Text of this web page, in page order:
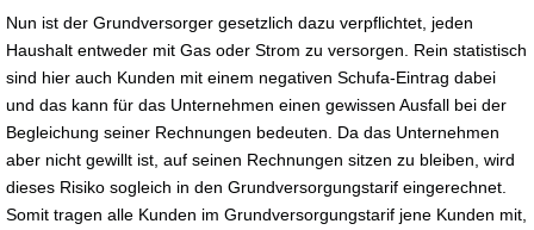
Nun ist der Grundversorger gesetzlich dazu verpflichtet, jeden
Haushalt entweder mit Gas oder Strom zu versorgen. Rein statistisch
sind hier auch Kunden mit einem negativen Schufa-Eintrag dabei
und das kann für das Unternehmen einen gewissen Ausfall bei der
Begleichung seiner Rechnungen bedeuten. Da das Unternehmen
aber nicht gewillt ist, auf seinen Rechnungen sitzen zu bleiben, wird
dieses Risiko sogleich in den Grundversorgungstarif eingerechnet.
Somit tragen alle Kunden im Grundversorgungstarif jene Kunden mit,